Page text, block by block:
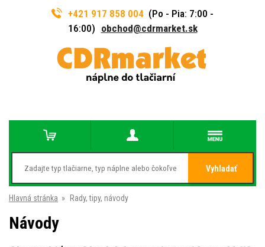
+421 917 858 004 (Po - Pia: 7:00 -
16:00) obchod@cdrmarket.sk
Vyhladať
Hlavná stránka » Rady, tipy, návody
Návody